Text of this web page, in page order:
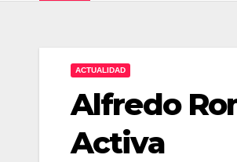
ACTUALIDAD
Alfredo
Activa